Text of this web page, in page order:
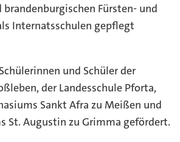
brandenburgischen Fürsten- und
Internatsschulen gepflegt
und Schüler der
der Landesschule Pforta,
Sankt Afra zu Meißen und
St. Augustin zu Grimma gefördert.